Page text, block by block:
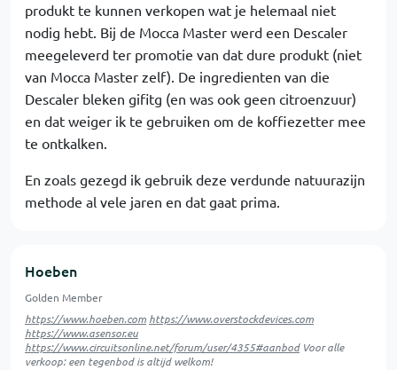
produkt te kunnen verkopen wat je helemaal niet
nodig hebt. Bij de Mocca Master werd een Descaler
meegeleverd ter promotie van dat dure produkt (niet
van Mocca Master zelf). De ingredienten van die
Descaler bleken gifitg (en was ook geen citroenzuur)
en dat weiger ik te gebruiken om de koffiezetter mee
te ontkalken.
En zoals gezegd ik gebruik deze verdunde natuurazijn
methode al vele jaren en dat gaat prima.
Hoeben
Golden Member
https://www.hoeben.com https://www.overstockdevices.com
https://www.asensor.eu
https://www.circuitsonline.net/forum/user/4355#aanbodVoor alle
verkoop: een tegenbod is altijd welkom!